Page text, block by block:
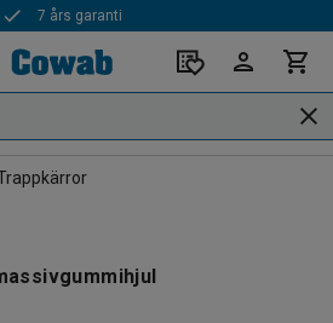
7 års garanti
Snabba leveranser